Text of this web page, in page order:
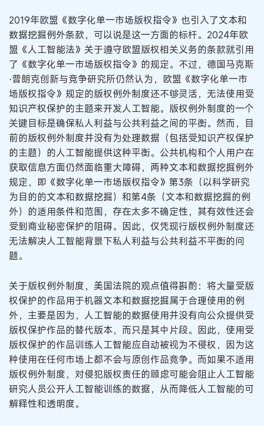
2019年欧盟《数字化单一市场版权指令》也引入了文本和
数据挖掘例外条款，可以说是这一方面的标杆。2024年欧
盟《人工智能法》关于遵守欧盟版权相关义务的条款就引用
了《数字化单一市场版权指令》的规定。不过，德国马克斯
·普朗克创新与竞争研究所仍然认为，欧盟《数字化单一市
场版权指令》规定的版权例外制度还不够灵活，无法使用受
知识产权保护的主题来开发人工智能。版权例外制度的一个
关键目标是确保私人利益与公共利益之间的平衡。然而，目
前的版权例外制度并没有为处理数据（包括受知识产权保护
的主题）的人工智能提供这种平衡。公共机构和个人用户在
获取信息方面仍然面临重大障碍，两种文本和数据挖掘例外
规定，即《数字化单一市场版权指令》第3条（以科学研究
为目的的文本和数据挖掘）和第4条（文本和数据挖掘的例
外）的适用条件和范围，存在太多不确定性，其有效性还会
受到商业秘密保护的阻碍。因此，仅凭现行版权例外制度还
无法解决人工智能背景下私人利益与公共利益不平衡的问
题。
关于版权例外制度，美国法院的观点值得斟酌：将大量受版
权保护的作品用于机器文本和数据挖掘属于合理使用的例
外，主要是因为，人工智能的数据使用并没有向公众提供受
版权保护作品的替代版本，而只是其中片段。因此，使用受
版权保护的作品训练人工智能应自动被视为不侵权，因为这
种使用在任何市场上都不会与原创作品竞争。而如果不适用
版权例外制度，对侵犯版权责任的顾虑可能会阻止人工智能
研究人员公开人工智能训练的数据，从而降低人工智能的可
解释性和透明度。